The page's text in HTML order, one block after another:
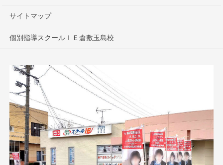
サイトマップ
個別指導スクールＩＥ倉敷玉島校